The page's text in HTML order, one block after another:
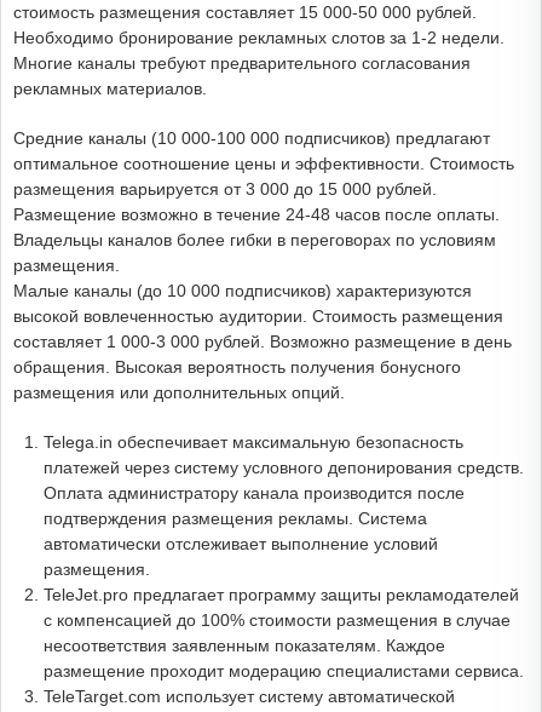
стоимость размещения составляет 15 000-50 000 рублей.
Необходимо бронирование рекламных слотов за 1-2 недели.
Многие каналы требуют предварительного согласования
рекламных материалов.
Средние каналы (10 000-100 000 подписчиков) предлагают
оптимальное соотношение цены и эффективности. Стоимость
размещения варьируется от 3 000 до 15 000 рублей.
Размещение возможно в течение 24-48 часов после оплаты.
Владельцы каналов более гибки в переговорах по условиям
размещения.
Малые каналы (до 10 000 подписчиков) характеризуются
высокой вовлеченностью аудитории. Стоимость размещения
составляет 1 000-3 000 рублей. Возможно размещение в день
обращения. Высокая вероятность получения бонусного
размещения или дополнительных опций.
Telega.in обеспечивает максимальную безопасность
платежей через систему условного депонирования средств.
Оплата администратору канала производится после
подтверждения размещения рекламы. Система
автоматически отслеживает выполнение условий
размещения.
TeleJet.pro предлагает программу защиты рекламодателей
с компенсацией до 100% стоимости размещения в случае
несоответствия заявленным показателям. Каждое
размещение проходит модерацию специалистами сервиса.
TeleTarget.com использует систему автоматической